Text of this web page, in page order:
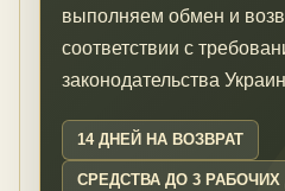
выполняем обмен и
соответствии с
законодательства
14 ДНЕЙ НА ВОЗВРАТ
СРЕДСТВА ДО 3 РАБОЧИХ